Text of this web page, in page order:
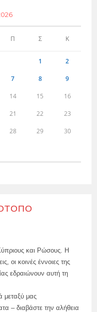
Π Σ Κ
1 2
7 8 9
14 15 16
21 22 23
28 29 30
και Ρώσους. Η
οι κοινές έννοιες της
εδραιώνουν αυτή τη
μεταξύ μας
– διαβάστε την αλήθεια